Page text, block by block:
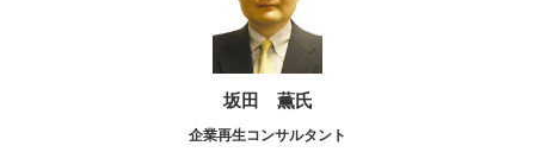
坂田 薫氏
企業再生コンサルタント